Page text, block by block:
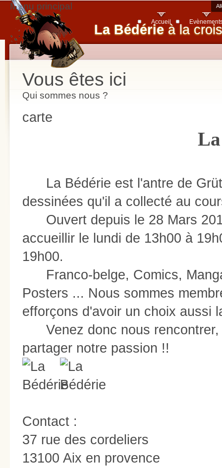
La Bédérie à la
Menu principal
Accueil
Vous êtes ici
Accueil
Qui sommes nous ?
carte
La Bédérie est l'antre de
dessinées qu'il a collecté au
Ouvert depuis le 28 Mars
accueillir le lundi de 13h00 à
19h00.
Franco-belge, Comics,
Posters ... Nous sommes
efforçons d'avoir un choix aussi
Venez donc nous rencontrer,
partager notre passion !!
Contact :
37 rue des cordeliers
13100 Aix en provence